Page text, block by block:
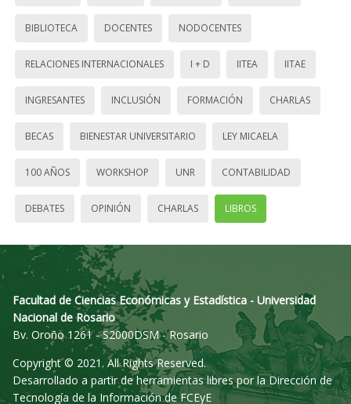
BIBLIOTECA DOCENTES NODOCENTES
RELACIONES INTERNACIONALES I + D IITEA IITAE
INGRESANTES INCLUSIÓN FORMACIÓN CHARLAS
BECAS BIENESTAR UNIVERSITARIO LEY MICAELA
100 AÑOS WORKSHOP UNR CONTABILIDAD
DEBATES OPINIÓN CHARLAS LIBROS
Facultad de Ciencias Económicas y Estadística - Universidad
Nacional de Rosario
Bv. Oroño 1261 - S2000DSM - Rosario
Copyright © 2021. All Rights Reserved.
Desarrollado a partir de herramientas libres por la Dirección de
Tecnología de la Información de FCEyE